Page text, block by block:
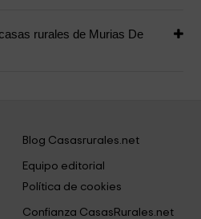
rurales de Murias De
Blog Casasrurales.net
Equipo editorial
Política de cookies
Confianza CasasRurales.net